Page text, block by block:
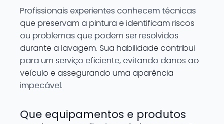
Profissionais experientes conhecem técnicas
que preservam a pintura e identificam riscos
ou problemas que podem ser resolvidos
durante a lavagem. Sua habilidade contribui
para um serviço eficiente, evitando danos ao
veículo e assegurando uma aparência
impecável.
Que equipamentos e produtos